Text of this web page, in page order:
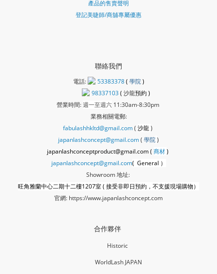
產品的售賣聲明
登記美睫師/商舖專屬優惠
聯絡我們
電話: 53383378( 學院)
98337103( 沙龍預約 )
營業時間:週一至週六11:30am-8:30pm
業務相關電郵:
fabulashhkltd@gmail.com( 沙龍)
japanlashconcept@gmail.com( 學院)
japanlashconceptproduct@gmail.com ( 商材)
japanlashconcept@gmail.com( General ）
Showroom 地址:
旺角雅蘭中心二期十二樓1207室 ( 接受非即日預約，不支援現場購物）
官網: https://www.japanlashconcept.com
合作夥伴
Historic
WorldLash JAPAN